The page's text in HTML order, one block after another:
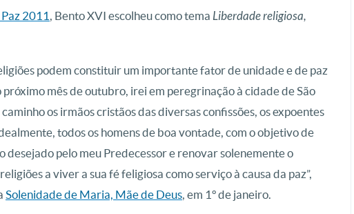
2011 , Bento XVI escolheu como tema Liberdade religiosa,
podem constituir um importante fator de unidade e de paz
mês de outubro, irei em peregrinação à cidade de São
os irmãos cristãos das diversas confissões, os expoentes
todos os homens de boa vontade, com o objetivo de
pelo meu Predecessor e renovar solenemente o
a viver a sua fé feligiosa como serviço à causa da paz”,
Solenidade de Maria, Mãe de Deus, em 1º de janeiro.